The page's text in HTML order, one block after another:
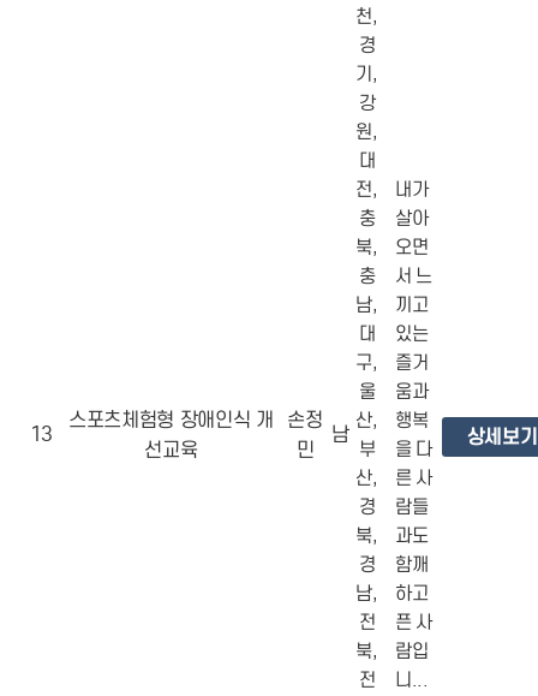
13
스포츠체험형 장애인식 개
선교육
손정
민
남
천,
경
기,
강
원,
대
전,
충
북,
충
남,
대
구,
울
산,
부
산,
경
북,
경
남,
전
북,
전
내가
살아
오면
서 느
끼고
있는
즐거
움과
행복
을 다
른 사
람들
과도
함깨
하고
픈 사
람입
니...
상세보기